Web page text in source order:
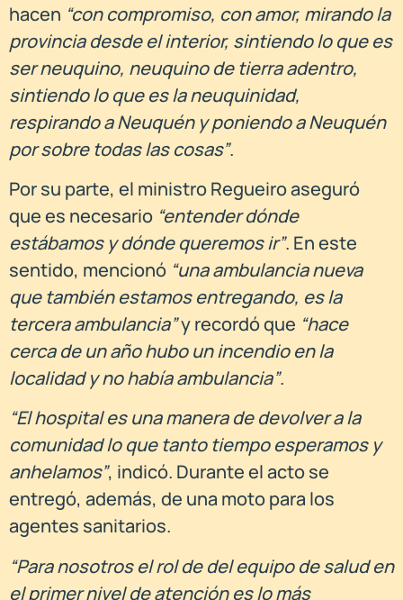
hacen “con compromiso, con amor, mirando la
provincia desde el interior, sintiendo lo que es
ser neuquino, neuquino de tierra adentro,
sintiendo lo que es la neuquinidad,
respirando a Neuquén y poniendo a Neuquén
por sobre todas las cosas”.
Por su parte, el ministro Regueiro aseguró
que es necesario “entender dónde
estábamos y dónde queremos ir”. En este
sentido, mencionó “una ambulancia nueva
que también estamos entregando, es la
tercera ambulancia”y recordó que “hace
cerca de un año hubo un incendio en la
localidad y no había ambulancia”.
“El hospital es una manera de devolver a la
comunidad lo que tanto tiempo esperamos y
anhelamos”, indicó. Durante el acto se
entregó, además, de una moto para los
agentes sanitarios.
“Para nosotros el rol de del equipo de salud en
el primer nivel de atención es lo más